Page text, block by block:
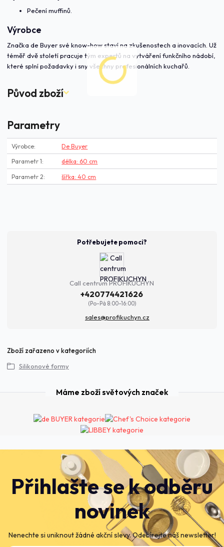
Pečení muffinů.
Výrobce
Značka de Buyer své know-how staví na zkušenostech a inovacích. Už
téměř dvě století pracuje tým expertů na vytváření funkčního nádobí,
které splní požadavky i sny všechny profesionálních kuchařů.
Původ zboží
Parametry
Výrobce De Buyer
Parametr 1 délka: 60 cm
Parametr 2 šířka: 40 cm
Potřebujete pomoci?
Call centrum PROFIKUCHYN
+420774421626
(Po-Pá 8:00-16:00)
sales@profikuchyn.cz
Zboží zařazeno v kategoriích
Silikonové formy
Přihlašte se k odběru
novinek
Nenechte si uniknout žádné akční slevy. Odebírejte náš newsletter!
Máme zboží světových značek